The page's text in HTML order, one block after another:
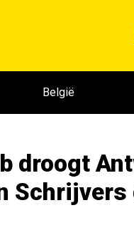
België
droogt
Schrijvers